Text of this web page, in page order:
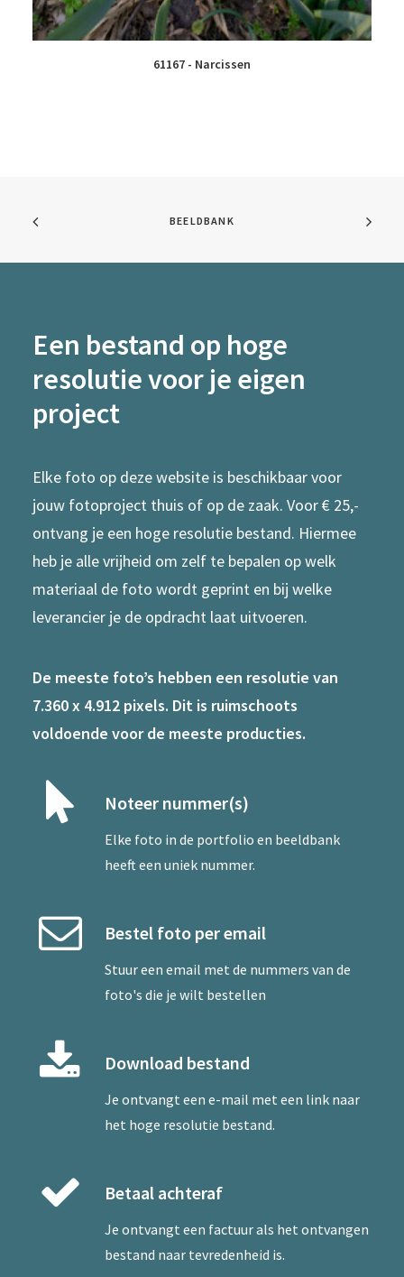
61167 - Narcissen
BEELDBANK
Een bestand op hoge
resolutie voor je eigen
project
Elke foto op deze website is beschikbaar voor
jouw fotoproject thuis of op de zaak. Voor € 25,-
ontvang je een hoge resolutie bestand. Hiermee
heb je alle vrijheid om zelf te bepalen op welk
materiaal de foto wordt geprint en bij welke
leverancier je de opdracht laat uitvoeren.
De meeste foto’s hebben een resolutie van
7.360 x 4.912 pixels. Dit is ruimschoots
voldoende voor de meeste producties.
Noteer nummer(s)
Elke foto in de portfolio en beeldbank
heeft een uniek nummer.
Bestel foto per email
Stuur een email met de nummers van de
foto's die je wilt bestellen
Download bestand
Je ontvangt een e-mail met een link naar
het hoge resolutie bestand.
Betaal achteraf
Je ontvangt een factuur als het ontvangen
bestand naar tevredenheid is.